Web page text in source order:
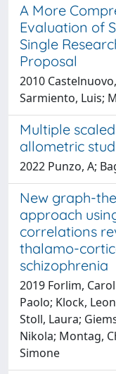
A More
Evaluation of
Single
Proposal
2010
Sarmiento, Luis;
Multiple
allometric
2022 Punzo, A;
New graph-
approach
correlations
thalamo-
schizophrenia
2019 Forlim,
Paolo; Klock,
Stoll, Laura;
Nikola; Montag,
Simone